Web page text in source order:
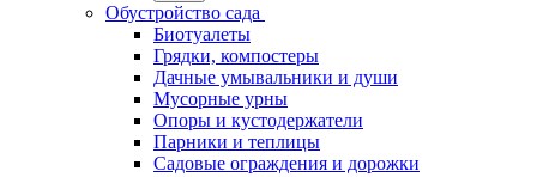
Обустройство сада
Биотуалеты
Грядки, компостеры
Дачные умывальники и души
Мусорные урны
Опоры и кустодержатели
Парники и теплицы
Садовые ограждения и дорожки